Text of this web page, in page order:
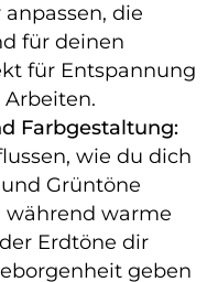
die
für deinen
für Entspannung
Farbgestaltung:
wie du dich
Grüntöne
warme
Erdtöne dir
geben